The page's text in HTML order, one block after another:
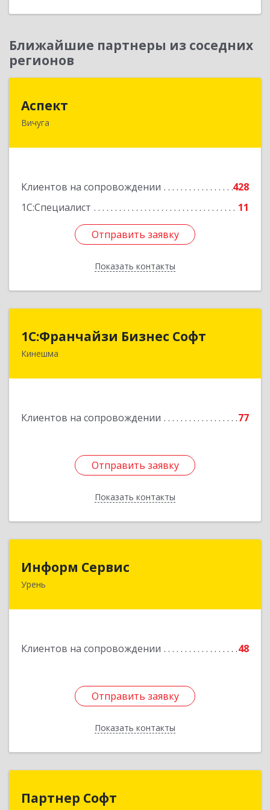
Ближайшие партнеры из соседних
регионов
Аспект
Вичуга
Клиентов на сопровождении
428
1С:Специалист
11
Отправить заявку
Показать контакты
155331, Ивановская обл, Вичугский р-н, Вичуга
Отправить заявку
Назад
1С:Франчайзи Бизнес Софт
Кинешма
Клиентов на сопровождении 77
Отправить заявку
Показать контакты
1С:Франчайзи Бизнес Софт
155800, Ивановская обл, Кинешма г, Жуковская
Отправить заявку
Назад
Информ Сервис
Урень
Клиентов на сопровождении 48
Отправить заявку
Показать контакты
Отправить заявку
Назад
Партнер Софт